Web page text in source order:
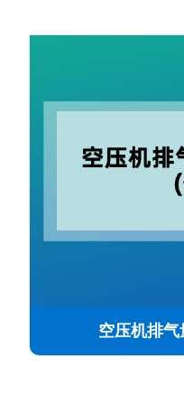
空压机排